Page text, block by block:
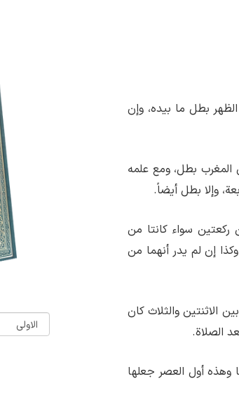
بطل ما بیده، وإن
بطل، ومع علمه
وإلا بطل أیضاً.
رکعتین سواء کانتا من
إن لم یدر أنهما من
الاثنتین والثلاث کان
الصلاة.
وهذه أول العصر جعلها